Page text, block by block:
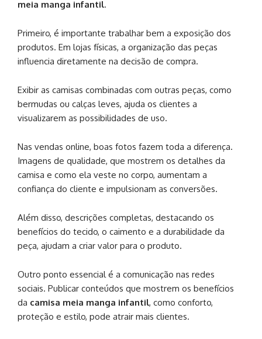
meia manga infantil.
Primeiro, é importante trabalhar bem a exposição dos
produtos. Em lojas físicas, a organização das peças
influencia diretamente na decisão de compra.
Exibir as camisas combinadas com outras peças, como
bermudas ou calças leves, ajuda os clientes a
visualizarem as possibilidades de uso.
Nas vendas online, boas fotos fazem toda a diferença.
Imagens de qualidade, que mostrem os detalhes da
camisa e como ela veste no corpo, aumentam a
confiança do cliente e impulsionam as conversões.
Além disso, descrições completas, destacando os
benefícios do tecido, o caimento e a durabilidade da
peça, ajudam a criar valor para o produto.
Outro ponto essencial é a comunicação nas redes
sociais. Publicar conteúdos que mostrem os benefícios
da camisa meia manga infantil, como conforto,
proteção e estilo, pode atrair mais clientes.